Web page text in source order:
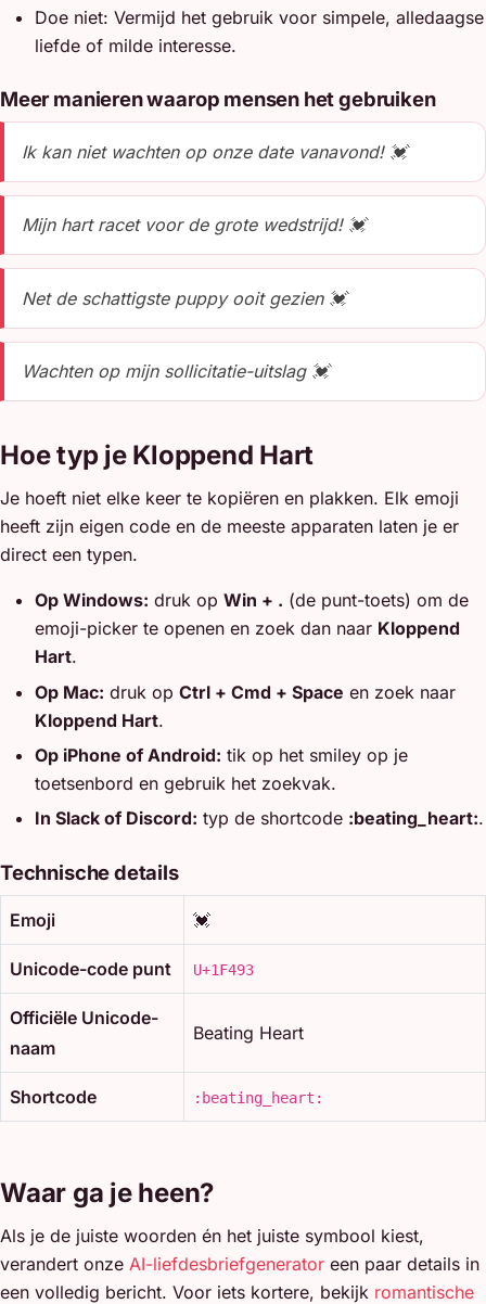
Doe niet: Vermijd het gebruik voor simpele, alledaagse
liefde of milde interesse.
Meer manieren waarop mensen het gebruiken
Ik kan niet wachten op onze date vanavond! 💓
Mijn hart racet voor de grote wedstrijd! 💓
Net de schattigste puppy ooit gezien 💓
Wachten op mijn sollicitatie-uitslag 💓
Hoe typ je Kloppend Hart
Je hoeft niet elke keer te kopiëren en plakken. Elk emoji
heeft zijn eigen code en de meeste apparaten laten je er
direct een typen.
Op Windows: druk op Win + . (de punt-toets) om de
emoji-picker te openen en zoek dan naar Kloppend
Hart.
Op Mac: druk op Ctrl + Cmd + Space en zoek naar
Kloppend Hart.
Op iPhone of Android: tik op het smiley op je
toetsenbord en gebruik het zoekvak.
In Slack of Discord: typ de shortcode :beating_heart:.
Technische details
Emoji 💓
Unicode-code punt U+1F493
Officiële Unicode-
naam
Beating Heart
Shortcode :beating_heart:
Waar ga je heen?
Als je de juiste woorden én het juiste symbool kiest,
verandert onze AI-liefdesbriefgenerator een paar details in
een volledig bericht. Voor iets kortere, bekijk romantische